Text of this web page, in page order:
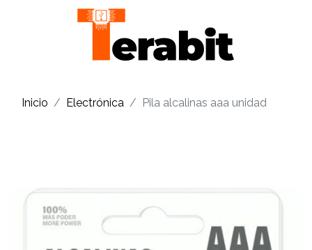
Inicio Electrónica Pila alcalinas aaa unidad